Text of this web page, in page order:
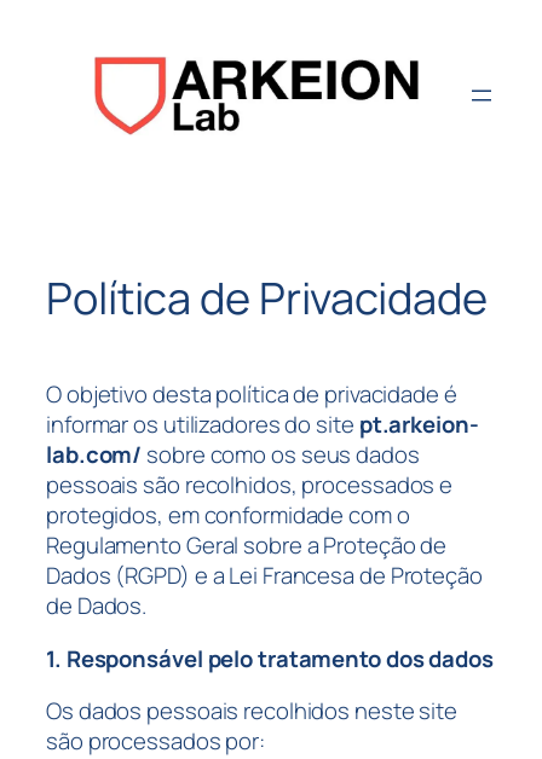
Política de Privacidade
O objetivo desta política de privacidade é
informar os utilizadores do site pt.arkeion-
lab.com/ sobre como os seus dados
pessoais são recolhidos, processados e
protegidos, em conformidade com o
Regulamento Geral sobre a Proteção de
Dados (RGPD) e a Lei Francesa de Proteção
de Dados.
1. Responsável pelo tratamento dos dados
Os dados pessoais recolhidos neste site
são processados por: